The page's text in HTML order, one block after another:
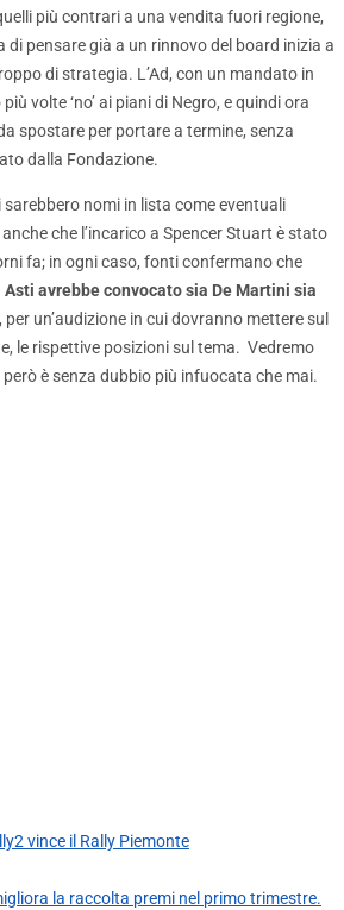
più contrari a una vendita fuori regione,
di pensare già a un rinnovo del board inizia a
di strategia. L’Ad, con un mandato in
volte ‘no’ ai piani di Negro, e quindi ora
spostare per portare a termine, senza
dalla Fondazione.
nomi in lista come eventuali
che l’incarico a Spencer Stuart è stato
fa; in ogni caso, fonti confermano che
avrebbe convocato sia De Martini sia
per un’audizione in cui dovranno mettere sul
le rispettive posizioni sul tema. Vedremo
è senza dubbio più infuocata che mai.
vince il Rally Piemonte
la raccolta premi nel primo trimestre.